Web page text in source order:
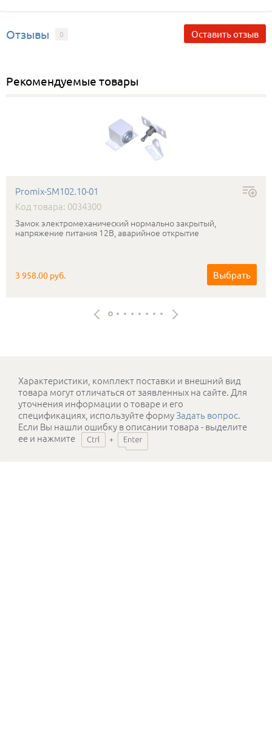
Отзывы 0 Оставить отзыв
Рекомендуемые товары
Promix-SM102.10-01
Код товара: 0034300
Замок электромеханический нормально закрытый,
напряжение питания 12В, аварийное открытие
3 958.00 руб. Выбрать
Характеристики, комплект поставки и внешний вид
товара могут отличаться от заявленных на сайте. Для
уточнения информации о товаре и его
спецификациях, используйте формуЗадать вопрос.
Если Вы нашли ошибку в описании товара - выделите
ее и нажмите